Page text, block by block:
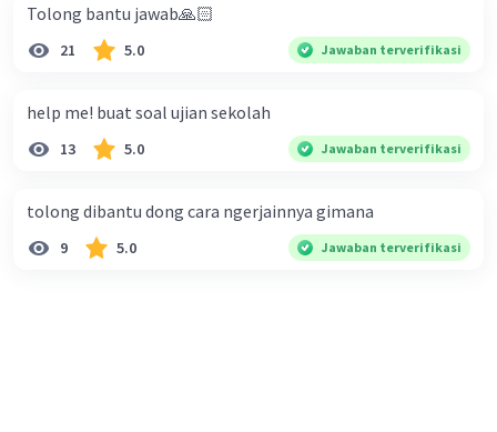
Tolong bantu jawab🙏🏻
21 5.0 Jawaban terverifikasi
help me! buat soal ujian sekolah
13 5.0 Jawaban terverifikasi
tolong dibantu dong cara ngerjainnya gimana
9 5.0 Jawaban terverifikasi